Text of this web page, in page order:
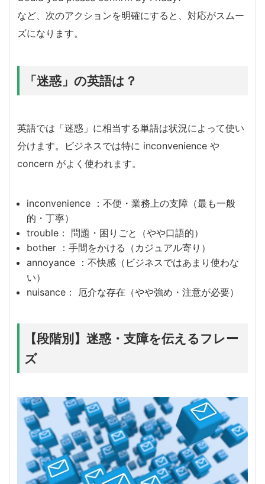
など、次のアクションを明確にすると、対応がスムー
ズになります。
「迷惑」の英語は？
英語では「迷惑」に相当する単語は状況によって使い
分けます。ビジネスでは特に inconvenience や
concern がよく使われます。
inconvenience ：不便・業務上の支障（最も一般
的・丁寧）
trouble： 問題・困りごと（やや口語的）
bother ：手間をかける（カジュアル寄り）
annoyance ：不快感（ビジネスではあまり使わな
い）
nuisance： 厄介な存在（やや強め・注意が必要）
【段階別】迷惑・支障を伝えるフレー
ズ